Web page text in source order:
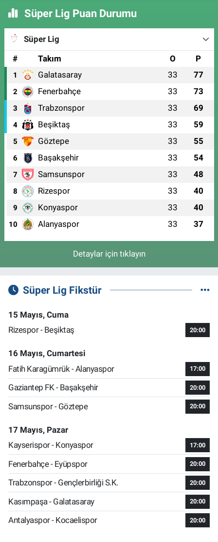
Süper Lig Puan Durumu
Süper Lig
#
Takım O P
1 Galatasaray 33 77
2 Fenerbahçe 33 73
3 Trabzonspor 33 69
4 Beşiktaş 33 59
5 Göztepe 33 55
6 Başakşehir 33 54
7 Samsunspor 33 48
8 Rizespor 33 40
9 Konyaspor 33 40
10 Alanyaspor 33 37
Detaylar için tıklayın
Süper Lig Fikstür
15 Mayıs, Cuma
Rizespor - Beşiktaş
20:00
16 Mayıs, Cumartesi
Fatih Karagümrük - Alanyaspor
17:00
Gaziantep FK - Başakşehir 20:00
Samsunspor - Göztepe 20:00
17 Mayıs, Pazar
Kayserispor - Konyaspor
17:00
Fenerbahçe - Eyüpspor 20:00
Trabzonspor - Gençlerbirliği S.K. 20:00
Kasımpaşa - Galatasaray 20:00
Antalyaspor - Kocaelispor 20:00